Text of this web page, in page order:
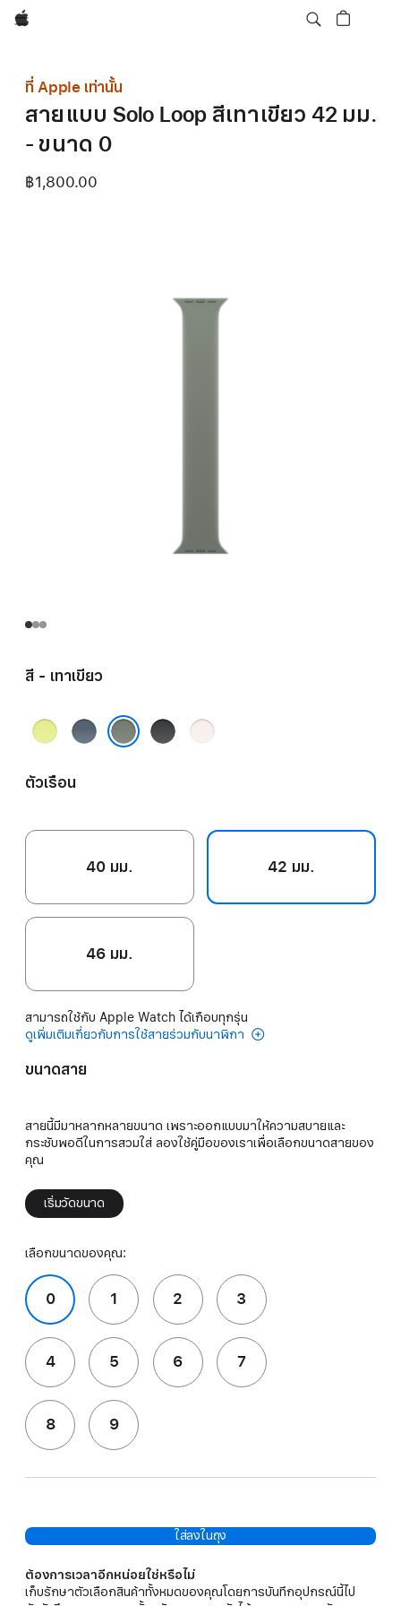
Apple
ที่ Apple เท่านั้น
สายแบบ Solo Loop สีเทาเขียว 42 มม.
- ขนาด 0
฿1,800.00
สี - เทาเขียว
เหลือง
นีออน
น้ำ
เงิน
อร์บลู
เทาเขียว
ดำ
ชม
ตัวเรือน
40 มม. 42 มม.
46 มม.
สามารถใช้กับ Apple Watch ได้เกือบทุกรุ่น
ดูเพิ่มเติมเกี่ยวกับการใช้สายร่วมกับนาฬิกา
ขนาดสาย
สายนี้มีมาหลากหลายขนาด เพราะออกแบบมาให้ความสบายและ
กระชับพอดีในการสวมใส่ ลองใช้คู่มือของเราเพื่อเลือกขนาดสายของ
คุณ
เริ่มวัดขนาด
เลือกขนาดของคุณ:
0 1 2 3
4 5 6 7
8 9
ใส่ลงในถุง
ต้องการเวลาอีกหน่อยใช่หรือไม่
เก็บรักษาตัวเลือกสินค้าทั้งหมดของคุณโดยการบันทึกอุปกรณ์นี้ไป